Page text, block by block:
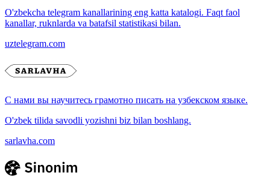
O'zbekcha telegram kanallarining eng katta katalogi. Faqt faol
kanallar, ruknlarda va batafsil statistikasi bilan.
uztelegram.com
С нами вы научитесь грамотно писать на узбекском языке.
O'zbek tilida savodli yozishni biz bilan boshlang.
sarlavha.com